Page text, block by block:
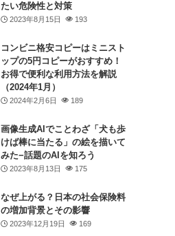
たい危険性と対策
2023年8月15日 193
コンビニ格安コピーはミニスト
ップの5円コピーがおすすめ！
お得で便利な利用方法を解説
（2024年1月）
2024年2月6日 189
画像生成AIでことわざ「犬も歩
けば棒に当たる」の絵を描いて
みた−話題のAIを知ろう
2023年8月13日 175
なぜ上がる？日本の社会保険料
の増加背景とその影響
2023年12月19日 169